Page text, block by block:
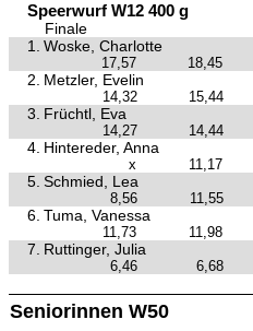
Speerwurf W12 400 g
Finale
1.
Woske, Charlotte
17,57 18,45
2. Metzler, Evelin
14,32 15,44
3. Früchtl, Eva
14,27 14,44
4. Hintereder, Anna
x 11,17
5. Schmied, Lea
8,56 11,55
6. Tuma, Vanessa
11,73 11,98
7. Ruttinger, Julia
6,46 6,68
Seniorinnen W50